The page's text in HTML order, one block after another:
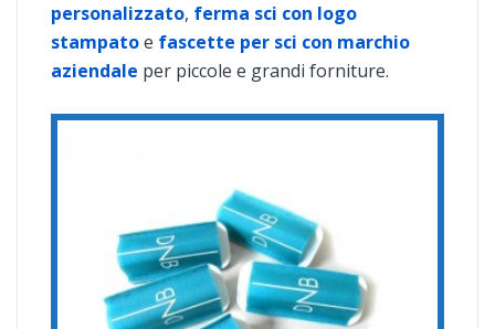
personalizzato, ferma sci con logo
stampatoe fascette per sci con marchio
aziendale per piccole e grandi forniture.